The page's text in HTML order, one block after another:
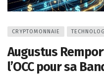
CRYPTOMONNAIE
Augustus
l’OCC pour sa